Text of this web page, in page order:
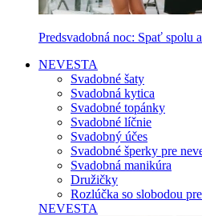
Predsvadobná noc: Spať spolu
NEVESTA
Svadobné šaty
Svadobná kytica
Svadobné topánky
Svadobné líčnie
Svadobný účes
Svadobné šperky pre
Svadobná manikúra
Družičky
Rozlúčka so slobodou
NEVESTA